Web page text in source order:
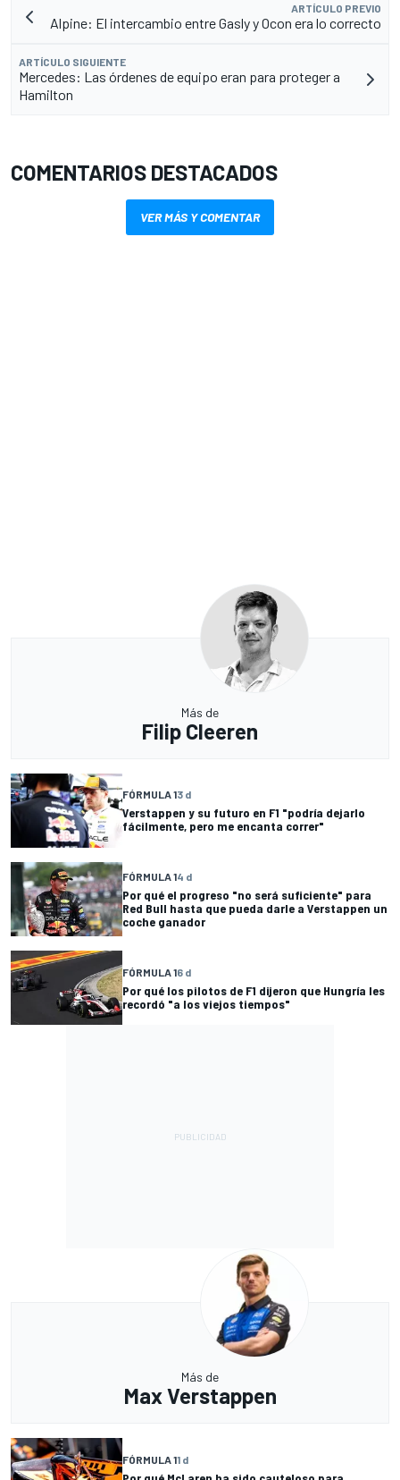
ARTÍCULO PREVIO
Alpine: El intercambio entre Gasly y Ocon era lo correcto
ARTÍCULO SIGUIENTE
Mercedes: Las órdenes de equipo eran para proteger a
Hamilton
COMENTARIOS DESTACADOS
VER MÁS Y COMENTAR
Más de
Filip Cleeren
FÓRMULA 13 d
Verstappen y su futuro en F1 "podría dejarlo
fácilmente, pero me encanta correr"
FÓRMULA 14 d
Por qué el progreso "no será suficiente" para
Red Bull hasta que pueda darle a Verstappen un
coche ganador
FÓRMULA 16 d
Por qué los pilotos de F1 dijeron que Hungría les
recordó "a los viejos tiempos"
Más de
Max Verstappen
FÓRMULA 11 d